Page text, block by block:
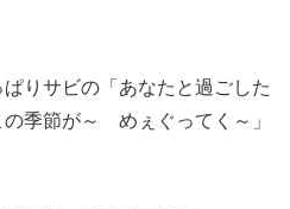
りサビの「あなたと過ごした
季節が～ めぇぐってく～」